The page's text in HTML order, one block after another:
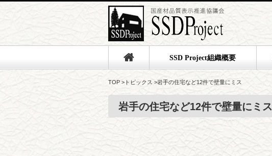
SSD Project組織概要
TOP > トピックス >岩手の住宅など12件で壁量にミス
岩手の住宅など12件で壁量にミス